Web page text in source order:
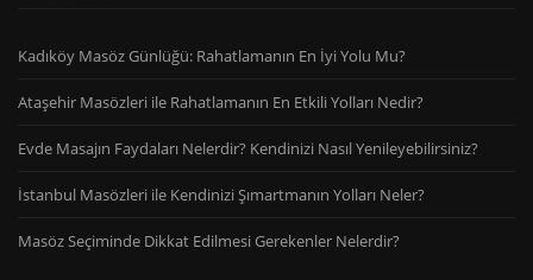
Kadıköy Masöz Günlüğü: Rahatlamanın En İyi Yolu Mu?
Ataşehir Masözleri ile Rahatlamanın En Etkili Yolları Nedir?
Evde Masajın Faydaları Nelerdir? Kendinizi Nasıl Yenileyebilirsiniz?
İstanbul Masözleri ile Kendinizi Şımartmanın Yolları Neler?
Masöz Seçiminde Dikkat Edilmesi Gerekenler Nelerdir?